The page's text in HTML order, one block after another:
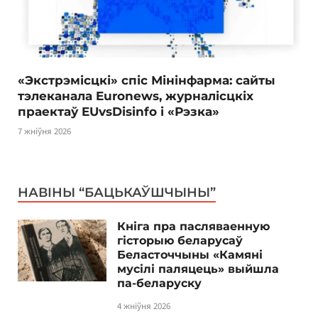
«Экстрэмісцкі» спіс Мінінфарма: сайты
тэлеканала Euronews, журналісцкіх
праектаў EUvsDisinfo і «Рэзка»
7 жніўня 2026
НАВІНЫ “БАЦЬКАЎШЧЫНЫ”
Кніга пра пасляваенную
гісторыю беларусаў
Беласточчыны «Камяні
мусілі паляцець» выйшла
па-беларуску
4 жніўня 2026